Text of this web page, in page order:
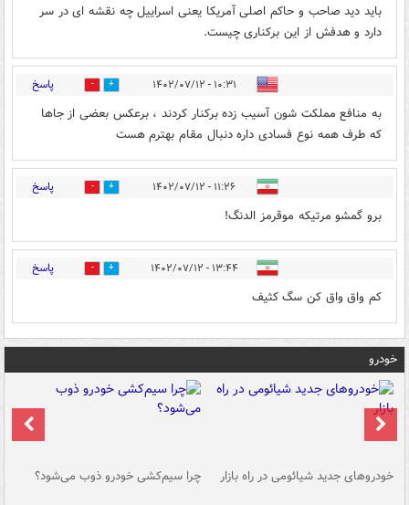
باید دید صاحب و حاکم اصلی آمریکا یعنی اسراییل چه نقشه ای در سر
دارد و هدفش از این برکناری چیست.
۱۰:۳۱ - ۱۴۰۲/۰۷/۱۲ 0 پاسخ
به منافع مملکت شون آسیب زده برکنار کردند ، برعکس بعضی از جاها
که طرف همه نوع فسادی داره دنبال مقام بهترم هست
۱۱:۲۶ - ۱۴۰۲/۰۷/۱۲ 1 پاسخ
برو گمشو مرتیکه موقرمز الدنگ!
۱۳:۴۴ - ۱۴۰۲/۰۷/۱۲ 1 پاسخ
کم واق واق کن سگ کثیف
خودرو
خودروهای جدید شیائومی در راه بازار چرا سیم‌کشی خودرو ذوب می‌شود؟